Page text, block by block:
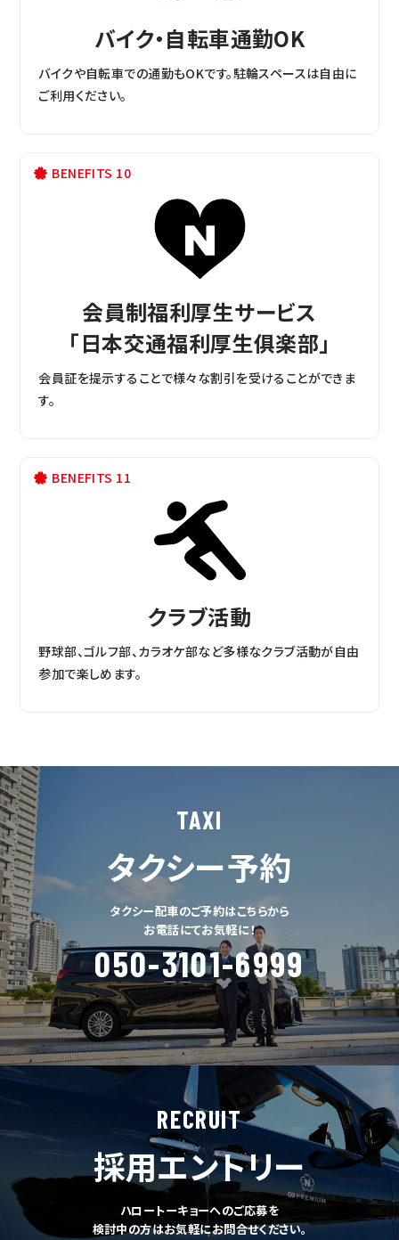
バイク・自転車通勤OK
バイクや自転車での通勤もOKです。駐輪スペースは自由に
ご利用ください。
BENEFITS 10
会員制福利厚生サービス
「日本交通福利厚生俱楽部」
会員証を提示することで様々な割引を受けることができま
す。
BENEFITS 11
クラブ活動
野球部、ゴルフ部、カラオケ部など多様なクラブ活動が自由
参加で楽しめます。
TAXI
タクシー予約
タクシー配車のご予約はこちらから
お電話にてお気軽に！
050-3101-6999
RECRUIT
採用エントリー
ハロートーキョーへのご応募を
検討中の方はお気軽にお問合せください。